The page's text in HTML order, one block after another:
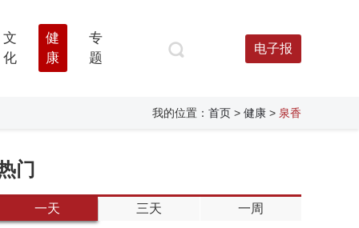
文
化
健
康
专
题
电子报
我的位置： 首页 > 健康 > 泉香
门
一天 三天 一周